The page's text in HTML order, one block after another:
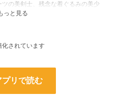
の美剣士、残念な着ぐるみの美少
装を作ると、ダサダサ魔王軍は華麗に大
ころか能力まで強化させてしまうようで
ー！ 新生魔王軍と共に、目指せ打倒
件
化されています
プリで読む